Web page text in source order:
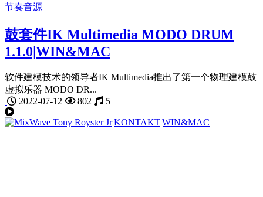
节奏音源
鼓套件IK Multimedia MODO DRUM
1.1.0|WIN&MAC
软件建模技术的领导者IK Multimedia推出了第一个物理建模鼓
虚拟乐器 MODO DR...
2022-07-12
802 5